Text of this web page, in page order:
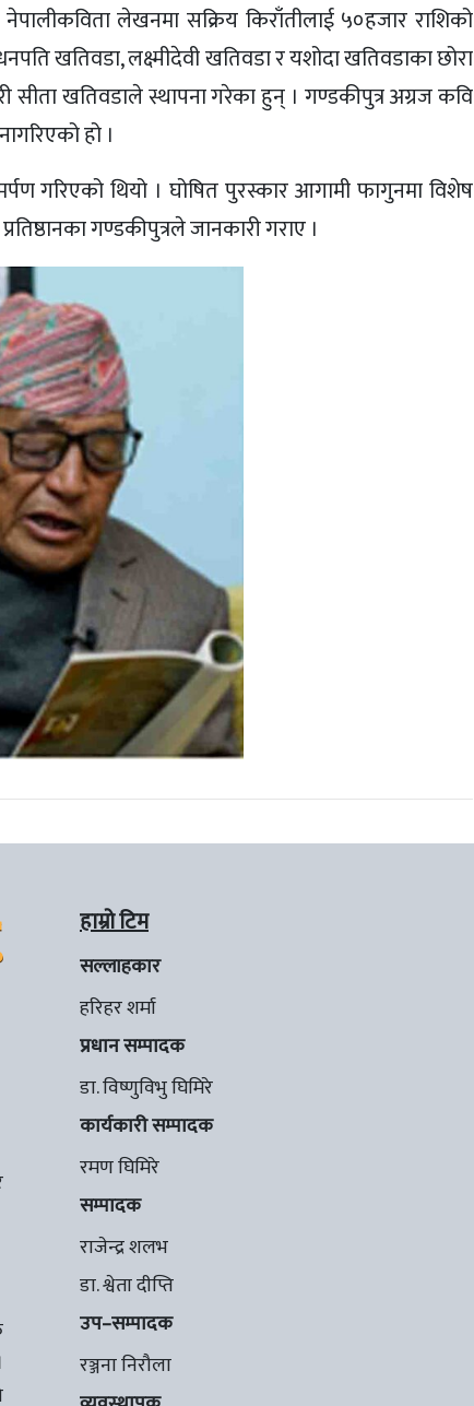
लेखनमा सक्रिय किराँतीलाई ५०हजार राशिको
खतिवडा, लक्ष्मीदेवी खतिवडा र यशोदा खतिवडाका छोरा
सीता खतिवडाले स्थापना गरेका हुन् । गण्डकीपुत्र अग्रज कवि
हो ।
गरिएको थियो । घोषित पुरस्कार आगामी फागुनमा विशेष
गण्डकीपुत्रले जानकारी गराए ।
हाम्रो टिम
सल्लाहकार
हरिहर शर्मा
प्रधान सम्पादक
डा. विष्णुविभु घिमिरे
कार्यकारी सम्पादक
रमण घिमिरे
सम्पादक
राजेन्द्र शलभ
डा. श्वेता दीप्ति
उप–सम्पादक
रञ्जना निरौला